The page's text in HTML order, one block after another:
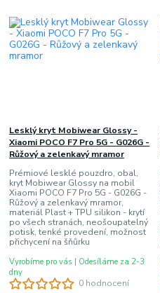
0 hodnocení
Lesklý kryt Mobiwear Glossy -
Xiaomi POCO F7 Pro 5G - G026G -
Růžový a zelenkavý mramor
Prémiové lesklé pouzdro, obal,
kryt Mobiwear Glossy na mobil
Xiaomi POCO F7 Pro 5G - G026G -
Růžový a zelenkavý mramor,
materiál Plast + TPU silikon - krytí
po všech stranách, neošoupatelný
potisk, tenké provedení, možnost
přichycení na šňůrku
Vyrobíme pro vás | Odesíláme za 2-3
dny